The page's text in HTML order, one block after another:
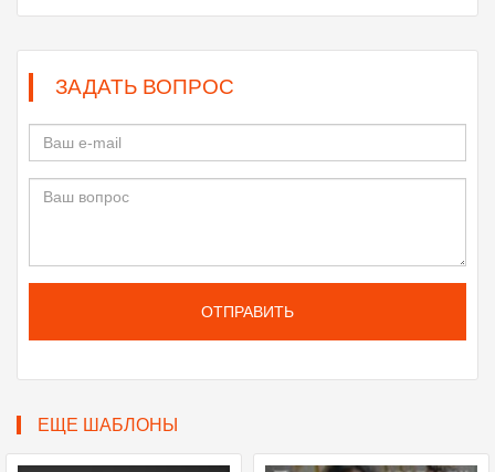
ЗАДАТЬ ВОПРОС
ОТПРАВИТЬ
ЕЩЕ ШАБЛОНЫ